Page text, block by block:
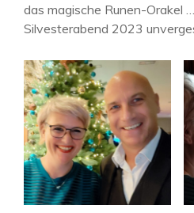
das magische Runen-Orakel
Silvesterabend 2023